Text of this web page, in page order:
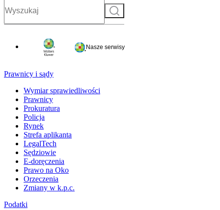
Szukaj
Nasze serwisy
Prawnicy i sądy
Wymiar sprawiedliwości
Prawnicy
Prokuratura
Policja
Rynek
Strefa aplikanta
LegalTech
Sędziowie
E-doręczenia
Prawo na Oko
Orzeczenia
Zmiany w k.p.c.
Podatki